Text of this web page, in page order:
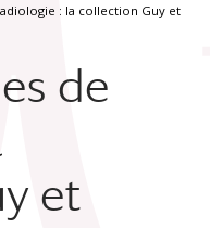
: la collection Guy et
de
et